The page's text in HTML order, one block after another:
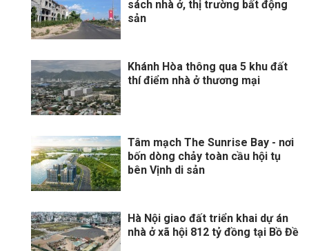
sách nhà ở, thị trường bất động
sản
Khánh Hòa thông qua 5 khu đất
thí điểm nhà ở thương mại
Tâm mạch The Sunrise Bay - nơi
bốn dòng chảy toàn cầu hội tụ
bên Vịnh di sản
Hà Nội giao đất triển khai dự án
nhà ở xã hội 812 tỷ đồng tại Bồ Đề